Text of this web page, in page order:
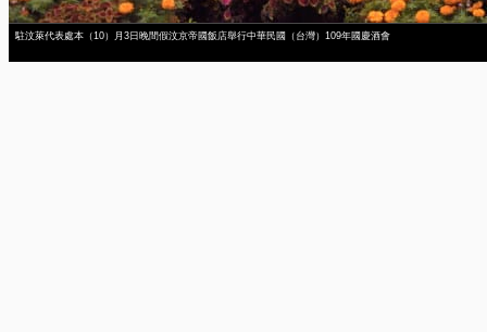
駐汶萊代表處本（10）月3日晚間假汶京帝國飯店舉行中華民國（台灣）109年國慶酒會